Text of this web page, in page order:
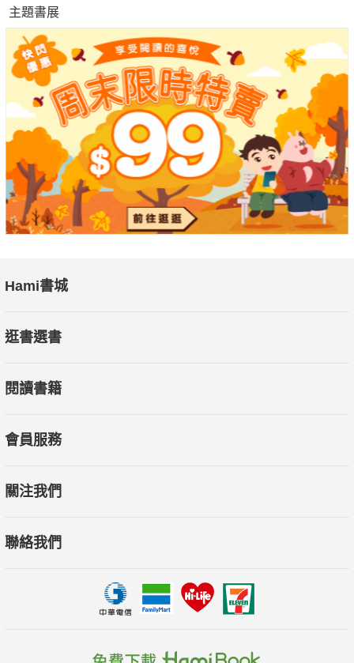
主題書展
Hami書城
逛書選書
閱讀書籍
會員服務
關注我們
聯絡我們